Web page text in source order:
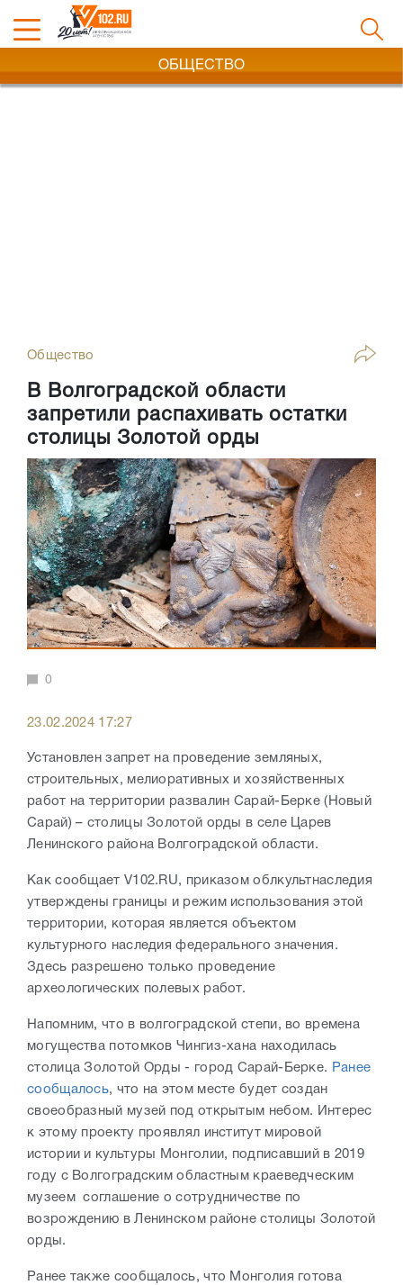
ОБЩЕСТВО
Общество
В Волгоградской области
запретили распахивать остатки
столицы Золотой орды
0
23.02.2024 17:27
Установлен запрет на проведение земляных,
строительных, мелиоративных и хозяйственных
работ на территории развалин Сарай-Берке (Новый
Сарай) – столицы Золотой орды в селе Царев
Ленинского района Волгоградской области.
Как сообщает V102.RU, приказом облкультнаследия
утверждены границы и режим использования этой
территории, которая является объектом
культурного наследия федерального значения.
Здесь разрешено только проведение
археологических полевых работ.
Напомним, что в волгоградской степи, во времена
могущества потомков Чингиз-хана находилась
столица Золотой Орды - город Сарай-Берке. Ранее
сообщалось, что на этом месте будет создан
своеобразный музей под открытым небом. Интерес
к этому проекту проявлял институт мировой
истории и культуры Монголии, подписавший в 2019
году с Волгоградским областным краеведческим
музеем соглашение о сотрудничестве по
возрождению в Ленинском районе столицы Золотой
орды.
Ранее также сообщалось, что Монголия готова